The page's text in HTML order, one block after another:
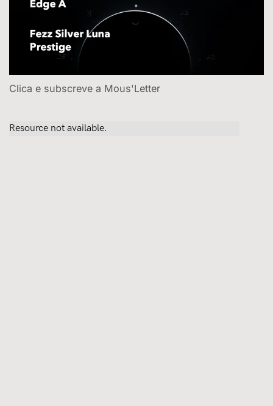
Clica e subscreve a Mous'Letter